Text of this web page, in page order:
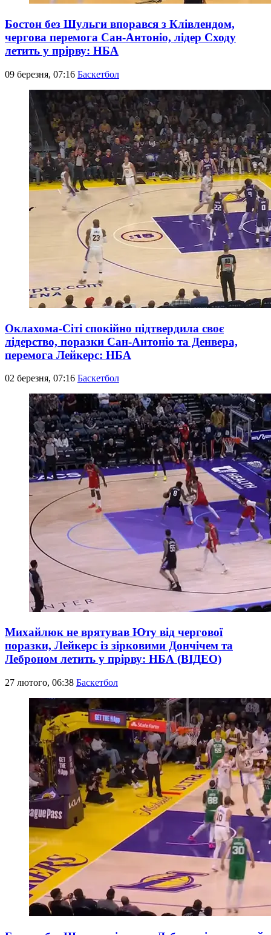
Бостон без Шульги впорався з Клівлендом,
чергова перемога Сан-Антоніо, лідер Сходу
летить у прірву: НБА
09 березня, 07:16 Баскетбол
Оклахома-Сіті спокійно підтвердила своє
лідерство, поразки Сан-Антоніо та Денвера,
перемога Лейкерс: НБА
02 березня, 07:16 Баскетбол
Михайлюк не врятував Юту від чергової
поразки, Лейкерс із зірковими Дончічем та
Леброном летить у прірву: НБА (ВІДЕО)
27 лютого, 06:38 Баскетбол